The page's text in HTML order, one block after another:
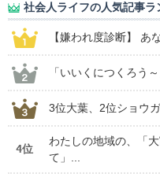
社会人ライフの人気記事ラ
【嫌われ度診断】 あ
「いいくにつくろう
3位大葉、2位ショウ
4位
わたしの地域の、「
て」...